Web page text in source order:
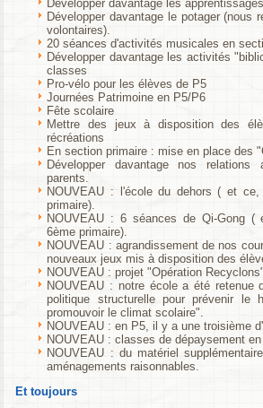
Développer davantage les
Développer davantage le potager (nous
volontaires).
20 séances d'activités musicales en
Développer davantage les activités
classes
Pro-vélo pour les élèves de P5
Journées Patrimoine en P5/P6
Fête scolaire
Mettre des jeux à disposition des
récréations
En section primaire : mise en place des
Développer davantage nos relations
parents.
NOUVEAU : l'école du dehors ( et
primaire).
NOUVEAU : 6 séances de Qi-Gong
6ème primaire).
NOUVEAU : agrandissement de nos
nouveaux jeux mis à disposition des
NOUVEAU : projet "Opération Recyclons".
NOUVEAU : notre école a été retenue
politique structurelle pour prévenir le
promouvoir le climat scolaire".
NOUVEAU : en P5, il y a une troisième
NOUVEAU : classes de dépaysement en
NOUVEAU : du matériel
aménagements raisonnables.
Et toujours